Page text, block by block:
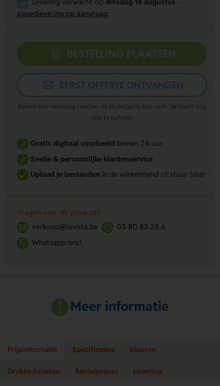
spoedlevering op aanvraag
BESTELLING PLAATSEN
EERST OFFERTE ONTVANGEN
Binnen één werkdag reactie · Je zit nergens aan vast · Je hoeft nog
niet te betalen
Gratis digitaal voorbeeldbinnen 24 uur
Snelle & persoonlijke klantenservice
Upload je bestanden in de winkelmand of stuur later
Vragen over dit product?
verkoop@lavista.be
03 80 83 28 6
Whatsapp ons!
Meer informatie
Prijsinformatie Specificaties Kleuren
Druktechnieken Bestelproces Levering